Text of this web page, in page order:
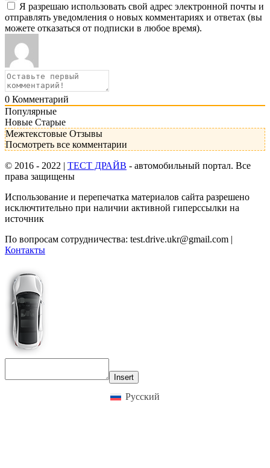
Я разрешаю использовать свой адрес электронной почты и
отправлять уведомления о новых комментариях и ответах (вы
можете отказаться от подписки в любое время).
0 Комментарий
Популярные
Новые Старые
Межтекстовые Отзывы
Посмотреть все комментарии
© 2016 - 2022 | ТЕСТ ДРАЙВ - автомобильный портал. Все
права защищены
Использование и перепечатка материалов сайта разрешено
исключтительно при наличии активной гиперссылки на
источник
По вопросам сотрудничества: test.drive.ukr@gmail.com |
Контакты
Insert
Русский